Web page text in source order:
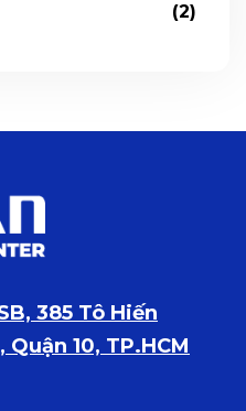
(2)
385 Tô Hiến
10, TP.HCM